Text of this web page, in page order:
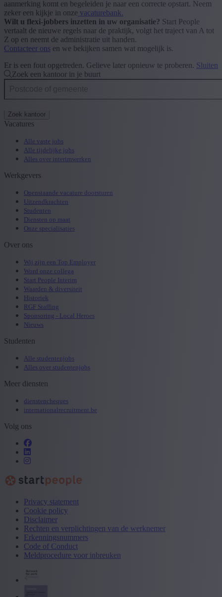
aanmerking komt en begeleiden je naar een correcte opstart. Neem
zeker een kijkje in onze vacaturebank.
Wilt u flexi-jobbers inzetten in uw organisatie? Start People
vertaalt de nieuwe regels naar de praktijk, volgt het traject van A tot
Z op en neemt de administratie uit handen.
Contacteer ons en we bekijken samen wat mogelijk is.
Er is een fout opgetreden. Gelieve later opnieuw te proberen. Sluiten
Zoek een kantoor in je buurt
Zoek kantoor
Vacatures
Alle vaste jobs
Alle tijdelijke jobs
Alles over interimwerken
Werkgevers
Openstaande vacature doorsturen
Uitzendkrachten
Studenten
Diensten op maat
Onze specialisaties
Over ons
Wij zijn een Top Employer
Word onze collega
Start People Interim
Waarden & diversiteit
Historiek
RGF Staffing
Sponsoring - Local Heroes
Nieuws
Studenten
Alle studentenjobs
Alles over studentenjobs
Meer diensten
dienstencheques
internationalrecruitment.be
Volg ons
Privacy statement
Cookie policy
Disclaimer
Rechten en verplichtingen van de werknemer
Erkenningsnummers
Code of Conduct
Meldprocedure voor inbreuken